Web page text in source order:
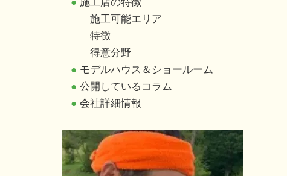
施工可能エリア
特徴
得意分野
● モデルハウス＆ショールーム
● 公開しているコラム
● 会社詳細情報